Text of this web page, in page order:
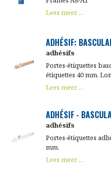
Lees meer ...
ADHÉSIF:
adhésifs
Portes-étiquettes
étiquettes 40 mm.
Lees meer ...
ADHÉSIF -
adhésifs
Portes-étiquettes
mm.
Lees meer ...